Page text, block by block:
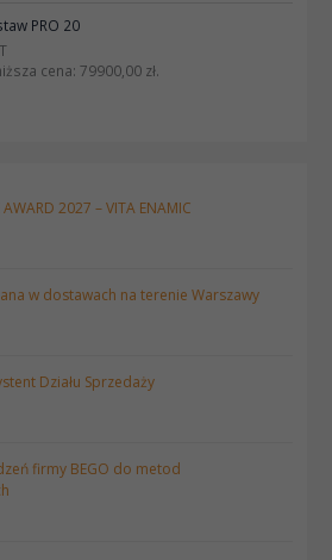
PRO 20
cena: 79900,00 zł.
AWARD 2027 – VITA ENAMIC
w dostawach na terenie Warszawy
Działu Sprzedaży
firmy BEGO do metod